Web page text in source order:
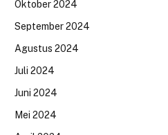
Oktober 2024
September 2024
Agustus 2024
Juli 2024
Juni 2024
Mei 2024